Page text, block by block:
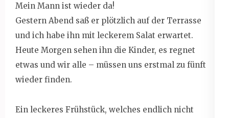
Mein Mann ist wieder da!
Gestern Abend saß er plötzlich auf der Terrasse
und ich habe ihn mit leckerem Salat erwartet.
Heute Morgen sehen ihn die Kinder, es regnet
etwas und wir alle – müssen uns erstmal zu fünft
wieder finden.
Ein leckeres Frühstück, welches endlich nicht